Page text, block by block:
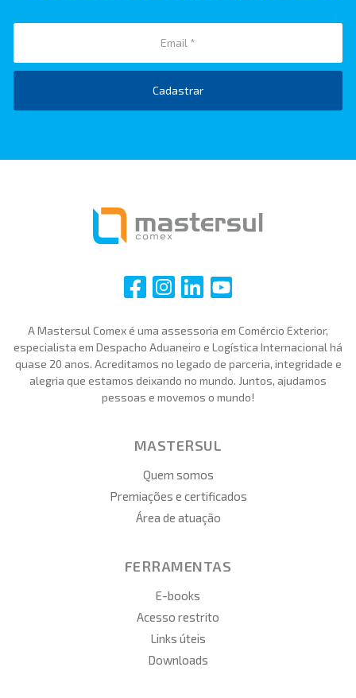
Cadastrar
i i i i
A Mastersul Comex é uma assessoria em Comércio Exterior,
especialista em Despacho Aduaneiro e Logística Internacional há
quase 20 anos. Acreditamos no legado de parceria, integridade e
alegria que estamos deixando no mundo. Juntos, ajudamos
pessoas e movemos o mundo!
MASTERSUL
Quem somos
Premiações e certificados
Área de atuação
FERRAMENTAS
E-books
Acesso restrito
Links úteis
Downloads